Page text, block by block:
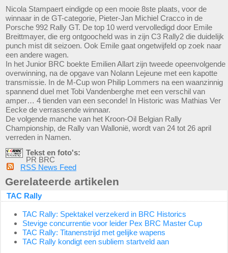
Nicola Stampaert eindigde op een mooie 8ste plaats, voor de
winnaar in de GT-categorie, Pieter-Jan Michiel Cracco in de
Porsche 992 Rally GT. De top 10 werd vervolledigd door Emile
Breittmayer, die erg ontgoocheld was in zijn C3 Rally2 die duidelijk
punch mist dit seizoen. Ook Emile gaat ongetwijfeld op zoek naar
een andere wagen.
In het Junior BRC boekte Emilien Allart zijn tweede opeenvolgende
overwinning, na de opgave van Nolann Lejeune met een kapotte
transmissie. In de M-Cup won Philip Lommers na een waanzinnig
spannend duel met Tobi Vandenberghe met een verschil van
amper… 4 tienden van een seconde! In Historic was Mathias Ver
Eecke de verrassende winnaar.
De volgende manche van het Kroon-Oil Belgian Rally
Championship, de Rally van Wallonië, wordt van 24 tot 26 april
verreden in Namen.
Tekst en foto's:
PR BRC
RSS News Feed
Gerelateerde artikelen
TAC Rally
TAC Rally: Spektakel verzekerd in BRC Historics
Stevige concurrentie voor leider Pex BRC Master Cup
TAC Rally: Titanenstrijd met gelijke wapens
TAC Rally kondigt een subliem startveld aan